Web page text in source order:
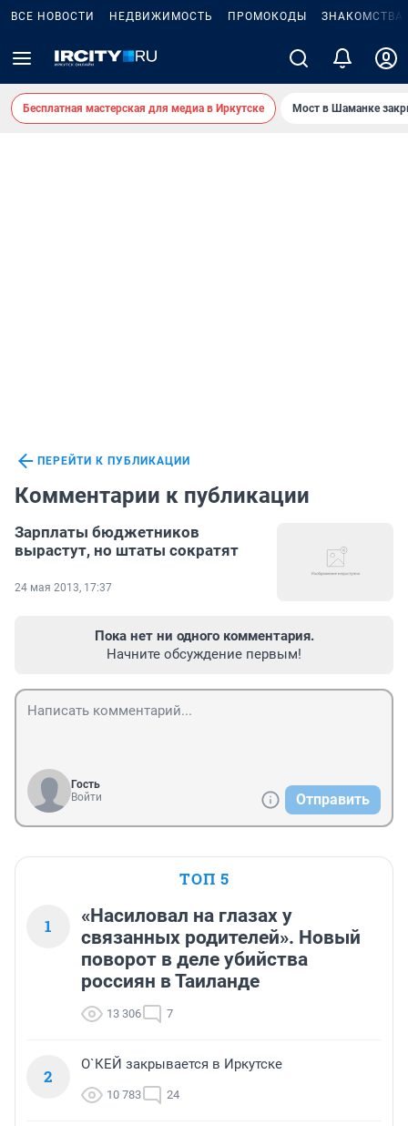
ВСЕ НОВОСТИ НЕДВИЖИМОСТЬ ПРОМОКОДЫ ЗНАКОМСТВА
Бесплатная мастерская для медиа в Иркутске Мост в Шаманке
ПЕРЕЙТИ К ПУБЛИКАЦИИ
Комментарии к публикации
Зарплаты бюджетников
вырастут, но штаты сократят
24 мая 2013, 17:37
Пока нет ни одного комментария.
Начните обсуждение первым!
Гость
Войти
Отправить
ТОП 5
1
«Насиловал на глазах у
связанных родителей». Новый
поворот в деле убийства
россиян в Таиланде
13 306 7
2
О`КЕЙ закрывается в Иркутске
10 783 24